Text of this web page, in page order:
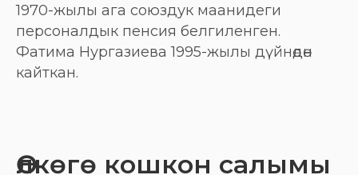
1970-жылы ага союздук маанидеги
персоналдык пенсия белгиленген.
Фатима Нургазиева 1995-жылы дүйнөдөн
кайткан.
Өлкөгө кошкон салымы